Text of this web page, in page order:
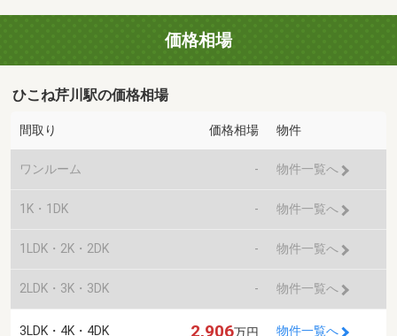
価格相場
ひこね芹川駅の価格相場
間取り 価格相場 物件
ワンルーム - 物件一覧へ
1K・1DK - 物件一覧へ
1LDK・2K・2DK - 物件一覧へ
2LDK・3K・3DK - 物件一覧へ
3LDK・4K・4DK 2,906万円 物件一覧へ